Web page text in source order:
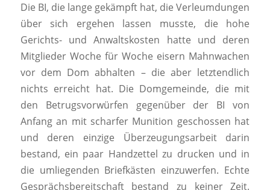
Die BI, die lange gekämpft hat, die Verleumdungen
über sich ergehen lassen musste, die hohe
Gerichts- und Anwaltskosten hatte und deren
Mitglieder Woche für Woche eisern Mahnwachen
vor dem Dom abhalten – die aber letztendlich
nichts erreicht hat. Die Domgemeinde, die mit
den Betrugsvorwürfen gegenüber der BI von
Anfang an mit scharfer Munition geschossen hat
und deren einzige Überzeugungsarbeit darin
bestand, ein paar Handzettel zu drucken und in
die umliegenden Briefkästen einzuwerfen. Echte
Gesprächsbereitschaft bestand zu keiner Zeit.